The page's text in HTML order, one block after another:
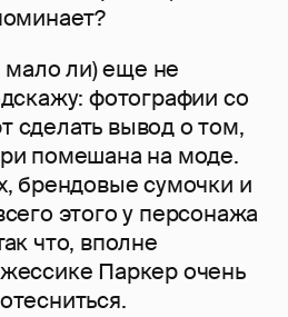
мало ли) еще не
фотографии со
сделать вывод о том,
помешана на моде.
брендовые сумочки и
этого у персонажа
что, вполне
Паркер очень